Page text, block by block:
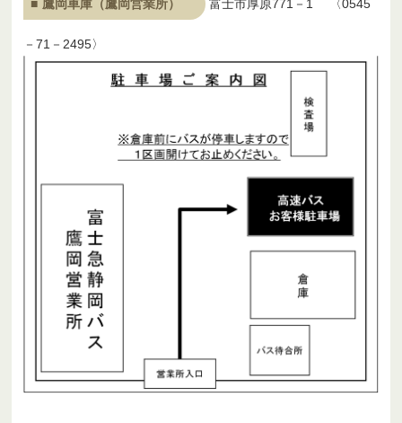
鷹岡車庫（鷹岡営業所） 富士市厚原771－1 〈0545
－71－2495〉